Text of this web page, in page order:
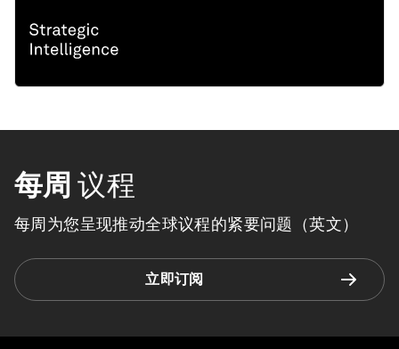
每周 议程
每周为您呈现推动全球议程的紧要问题（英文）
立即订阅